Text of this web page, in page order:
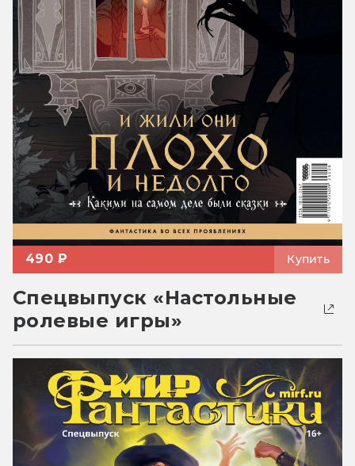
490 ₽ Купить
Спецвыпуск «Настольные
ролевые игры»